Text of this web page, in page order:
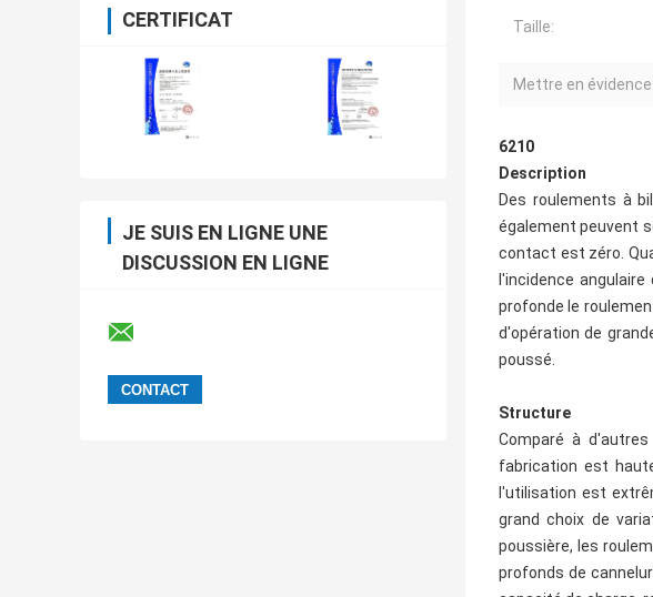
CERTIFICAT
JE SUIS EN LIGNE UNE
DISCUSSION EN LIGNE
Taille:
Mettre en évidence:
6210
Description
Des roulements à
également peuvent
contact est zéro.
l'incidence
profonde le
d'opération de
poussé.
Structure
Comparé à
fabrication est
l'utilisation est
grand choix de
poussière, les
profonds de